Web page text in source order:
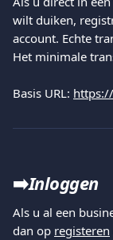
wilt duiken,
account. Echte
Het minimale
Basis URL:
➡️Inloggen
Als u al een
dan op registeren